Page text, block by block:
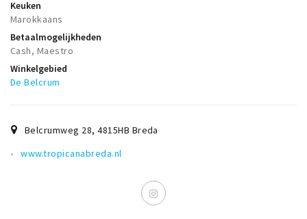
Keuken
Marokkaans
Betaalmogelijkheden
Cash, Maestro
Winkelgebied
De Belcrum
Belcrumweg 28,4815HB Breda
www.tropicanabreda.nl